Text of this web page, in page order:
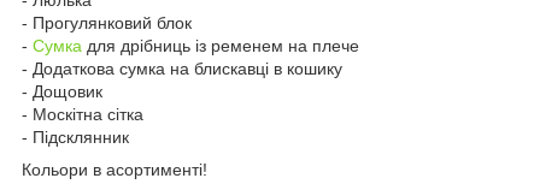
- Прогулянковий блок
- Сумка для дрібниць із ременем на плече
- Додаткова сумка на блискавці в кошику
- Дощовик
- Москітна сітка
- Підсклянник
Кольори в асортименті!